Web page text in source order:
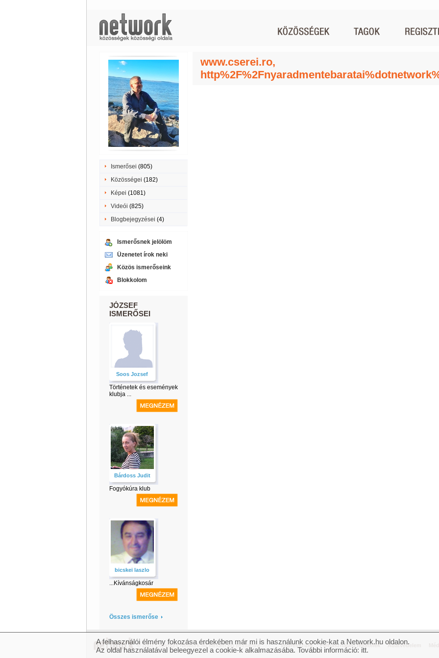
Ismerősei (805)
Közösségei (182)
Képei (1081)
Videói (825)
Blogbejegyzései (4)
Ismerősnek jelölöm
Üzenetet írok neki
Közös ismerőseink
Blokkolom
JÓZSEF
ISMERŐSEI
Soos Jozsef
Történetek és események
klubja ...
Bárdoss Judit
Fogyókúra klub
bicskei laszlo
...Kívánságkosár
Összes ismerőse
www.cserei.ro,
© 2007 Copyright Network.hu Minden jog fenntartva. Impresszum Felhasználási feltételek Adatvédelem
A felhasználói élmény fokozása érdekében már mi is használunk cookie-kat a Network.hu oldalon.
Az oldal használatával beleegyezel a cookie-k alkalmazásába. További információ: itt.